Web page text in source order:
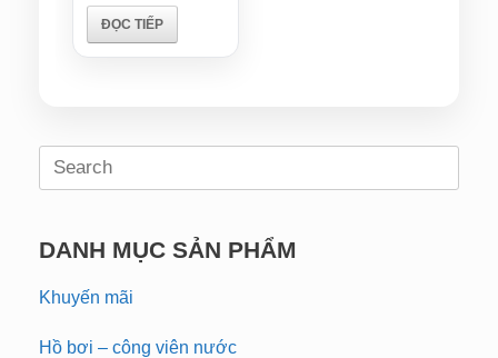
ĐỌC TIẾP
Search
DANH MỤC SẢN PHẨM
Khuyến mãi
Hồ bơi – công viên nước